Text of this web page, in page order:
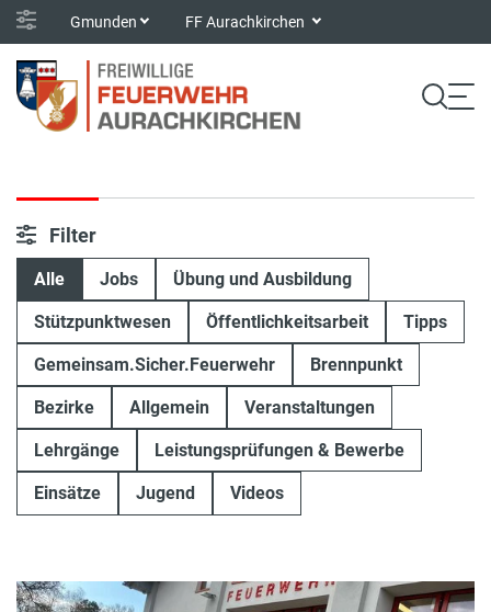
Gmunden FF Aurachkirchen
Filter
Alle Jobs Übung und Ausbildung
Stützpunktwesen Öffentlichkeitsarbeit Tipps
Gemeinsam.Sicher.Feuerwehr Brennpunkt
Bezirke Allgemein Veranstaltungen
Lehrgänge Leistungsprüfungen & Bewerbe
Einsätze Jugend Videos